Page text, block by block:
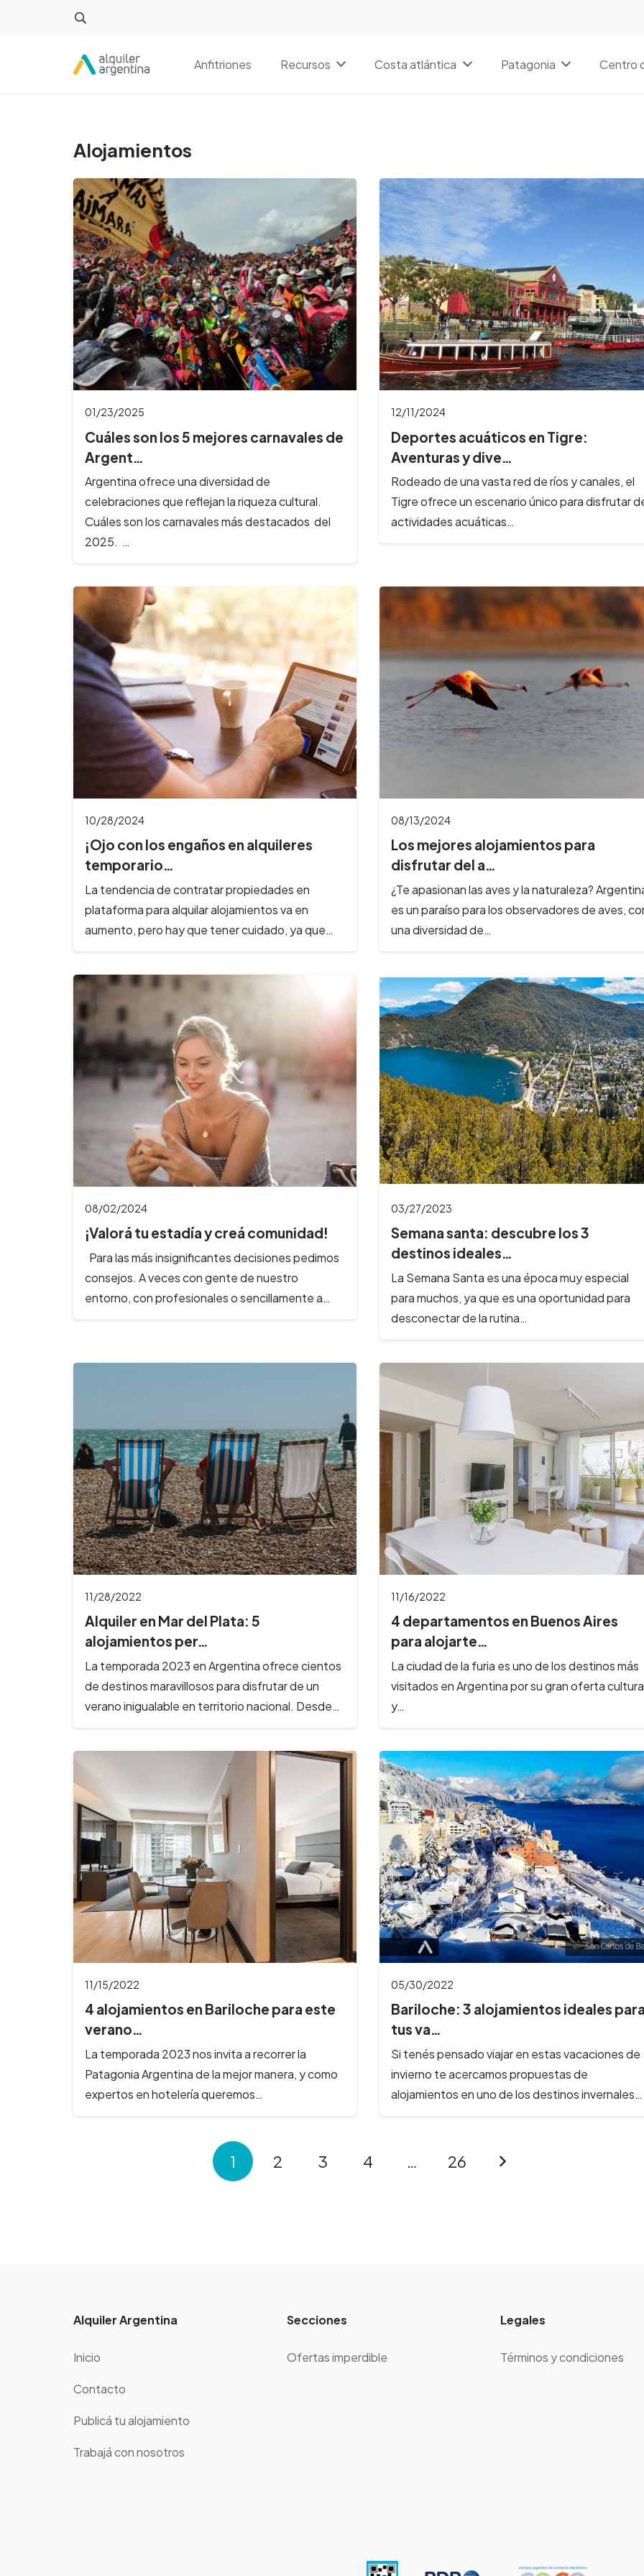
Anfitriones Recursos Costa atlántica Patagonia Centro
Alojamientos
01/23/2025
Cuáles son los 5 mejores carnavales de
Argent…
Argentina ofrece una diversidad de
celebraciones que reflejan la riqueza cultural.
Cuáles son los carnavales más destacados del
2025. …
12/11/2024
Deportes acuáticos en Tigre:
Aventuras y dive…
Rodeado de una vasta red de ríos y canales, el
Tigre ofrece un escenario único para disfrutar
actividades acuáticas…
10/28/2024
¡Ojo con los engaños en alquileres
temporario…
La tendencia de contratar propiedades en
plataforma para alquilar alojamientos va en
aumento, pero hay que tener cuidado, ya que…
08/13/2024
Los mejores alojamientos para
disfrutar del a…
¿Te apasionan las aves y la naturaleza?
es un paraíso para los observadores de aves,
una diversidad de…
08/02/2024
¡Valorá tu estadía y creá comunidad!
Para las más insignificantes decisiones pedimos
consejos. A veces con gente de nuestro
entorno, con profesionales o sencillamente a…
03/27/2023
Semana santa: descubre los 3
destinos ideales…
La Semana Santa es una época muy especial
para muchos, ya que es una oportunidad para
desconectar de la rutina…
11/28/2022
Alquiler en Mar del Plata: 5
alojamientos per…
La temporada 2023 en Argentina ofrece cientos
de destinos maravillosos para disfrutar de un
verano inigualable en territorio nacional. Desde…
11/16/2022
4 departamentos en Buenos Aires
para alojarte…
La ciudad de la furia es uno de los destinos más
visitados en Argentina por su gran oferta
y…
11/15/2022
4 alojamientos en Bariloche para este
verano…
La temporada 2023 nos invita a recorrer la
Patagonia Argentina de la mejor manera, y como
expertos en hotelería queremos…
05/30/2022
Bariloche: 3 alojamientos ideales
tus va…
Si tenés pensado viajar en estas vacaciones de
invierno te acercamos propuestas de
alojamientos en uno de los destinos invernales…
1 2 3 4 … 26
Alquiler Argentina
Inicio
Contacto
Publicá tu alojamiento
Trabajá con nosotros
Secciones
Ofertas imperdible
Legales
Términos y condiciones